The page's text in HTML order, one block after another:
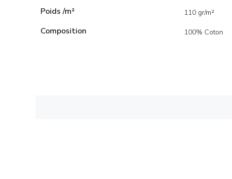
Poids /m² 110 gr/m²
Composition 100% Coton